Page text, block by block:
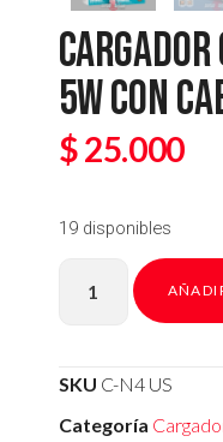
5W CON
$25.000
19 disponibles
SKU C-N4 US
Categoría